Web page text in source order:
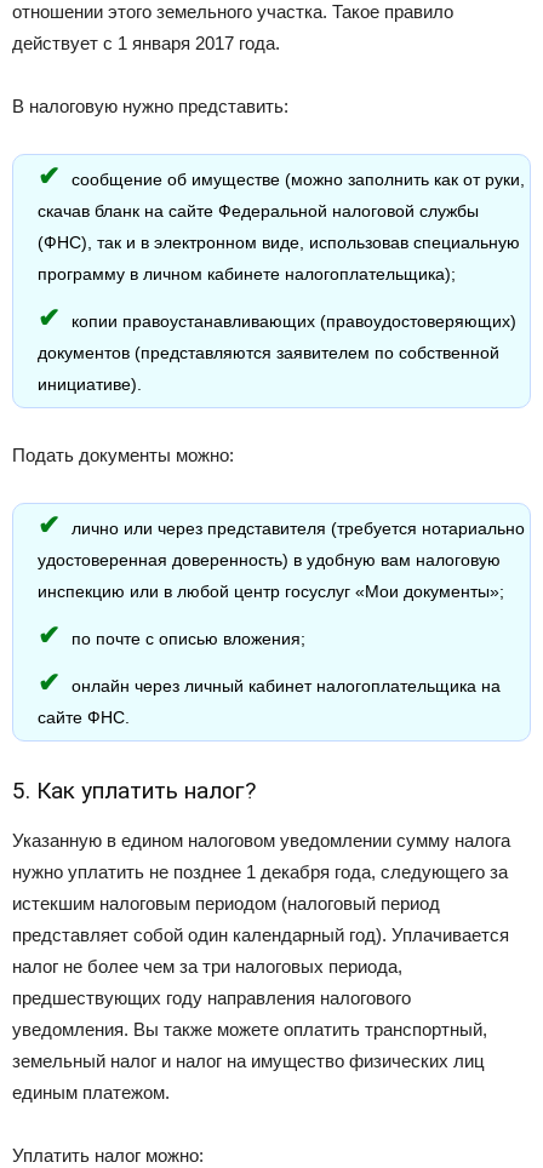
отношении этого земельного участка. Такое правило
действует с 1 января 2017 года.
В налоговую нужно представить:
сообщение об имуществе (можно заполнить как от руки,
скачав бланк на сайте Федеральной налоговой службы
(ФНС), так и в электронном виде, использовав специальную
программу в личном кабинете налогоплательщика);
копии правоустанавливающих (правоудостоверяющих)
документов (представляются заявителем по собственной
инициативе).
Подать документы можно:
лично или через представителя (требуется нотариально
удостоверенная доверенность) в удобную вам налоговую
инспекцию или в любой центр госуслуг «Мои документы»;
по почте с описью вложения;
онлайн через личный кабинет налогоплательщика на
сайте ФНС.
5. Как уплатить налог?
Указанную в едином налоговом уведомлении сумму налога
нужно уплатить не позднее 1 декабря года, следующего за
истекшим налоговым периодом (налоговый период
представляет собой один календарный год). Уплачивается
налог не более чем за три налоговых периода,
предшествующих году направления налогового
уведомления. Вы также можете оплатить транспортный,
земельный налог и налог на имущество физических лиц
единым платежом.
Уплатить налог можно: